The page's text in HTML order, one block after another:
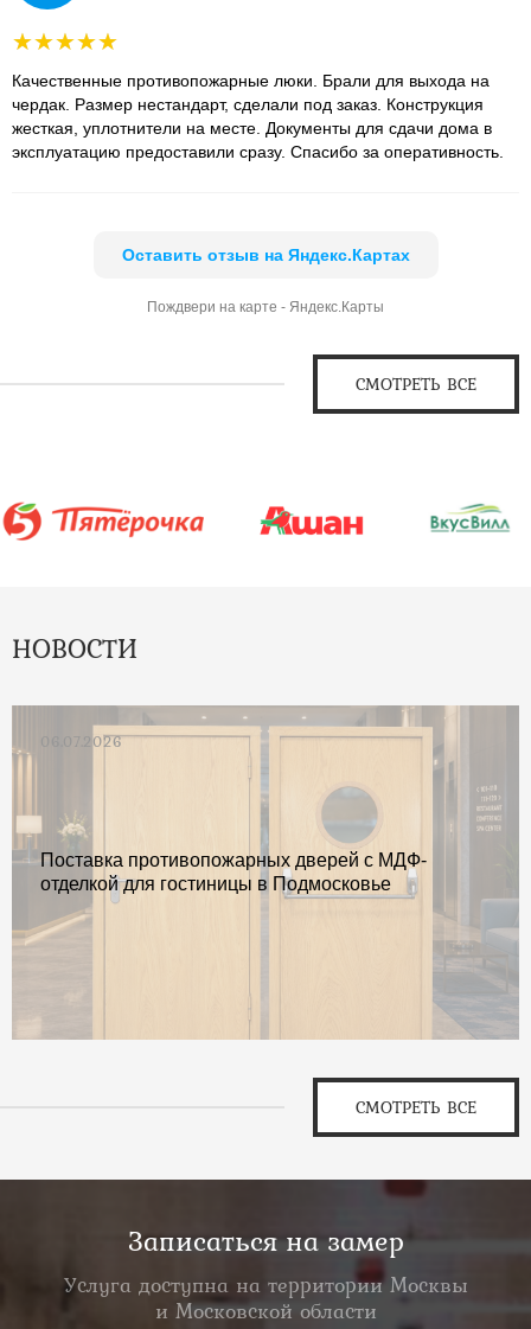
Качественные противопожарные люки. Брали для выхода на
чердак. Размер нестандарт, сделали под заказ. Конструкция
жесткая, уплотнители на месте. Документы для сдачи дома в
эксплуатацию предоставили сразу. Спасибо за оперативность.
Оставить отзыв на Яндекс.Картах
Пождвери на карте - Яндекс.Карты
СМОТРЕТЬ ВСЕ
НОВОСТИ
06.07.2026
Поставка противопожарных дверей с МДФ-
отделкой для гостиницы в Подмосковье
СМОТРЕТЬ ВСЕ
Записаться на замер
Услуга доступна на территории Москвы
и Московской области